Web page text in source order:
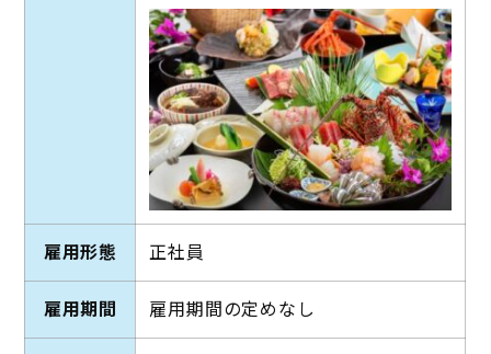
雇用形態 正社員
雇用期間 雇用期間の定めなし